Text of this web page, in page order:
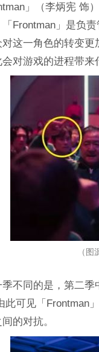
」（李炳宪 饰
Frontman」是负
这一角色的转变
对游戏的进程带来
（
不同的是，第二
此可见「Frontman
的对抗。